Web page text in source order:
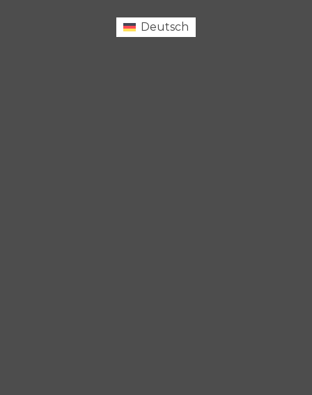
Deutsch